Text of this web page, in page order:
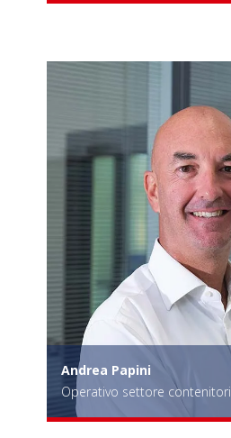
Andrea Papini
Operativo settore contenitori